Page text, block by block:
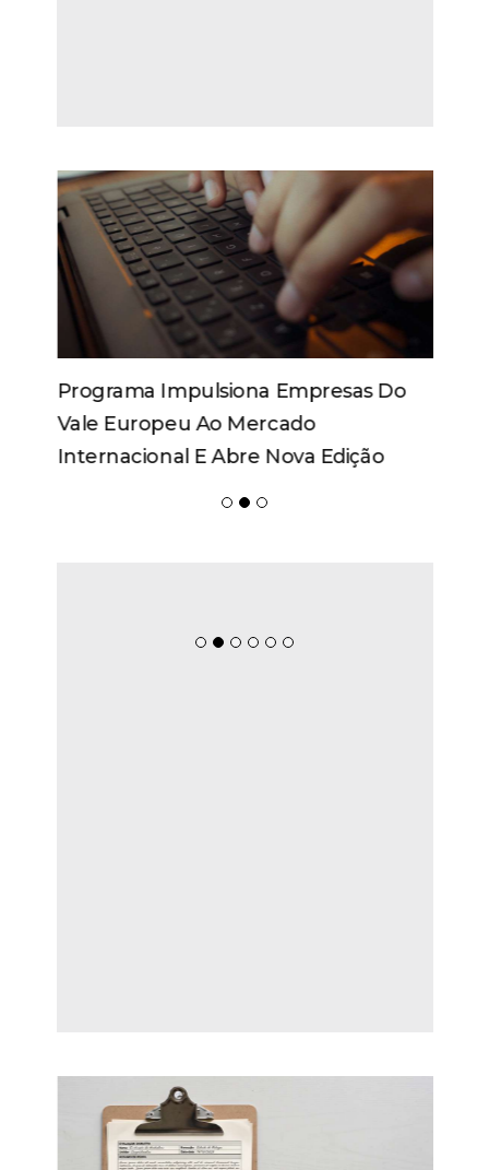
Programa Impulsiona Empresas Do
Vale Europeu Ao Mercado
Internacional E Abre Nova Edição